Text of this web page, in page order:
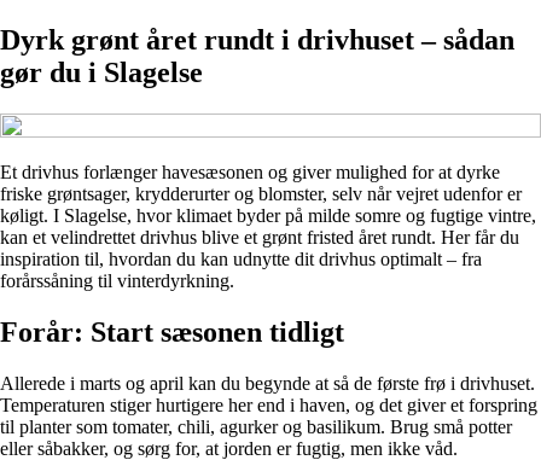
Dyrk grønt året rundt i drivhuset – sådan
gør du i Slagelse
Et drivhus forlænger havesæsonen og giver mulighed for at dyrke
friske grøntsager, krydderurter og blomster, selv når vejret udenfor er
køligt. I Slagelse, hvor klimaet byder på milde somre og fugtige vintre,
kan et velindrettet drivhus blive et grønt fristed året rundt. Her får du
inspiration til, hvordan du kan udnytte dit drivhus optimalt – fra
forårssåning til vinterdyrkning.
Forår: Start sæsonen tidligt
Allerede i marts og april kan du begynde at så de første frø i drivhuset.
Temperaturen stiger hurtigere her end i haven, og det giver et forspring
til planter som tomater, chili, agurker og basilikum. Brug små potter
eller såbakker, og sørg for, at jorden er fugtig, men ikke våd.